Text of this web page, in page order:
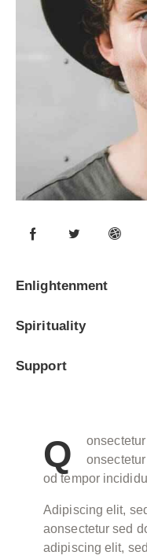
Enlightenment
Spirituality
Support
Q
od tempor
Adipiscing elit,
aonsectetur sed
adipiscing elit,